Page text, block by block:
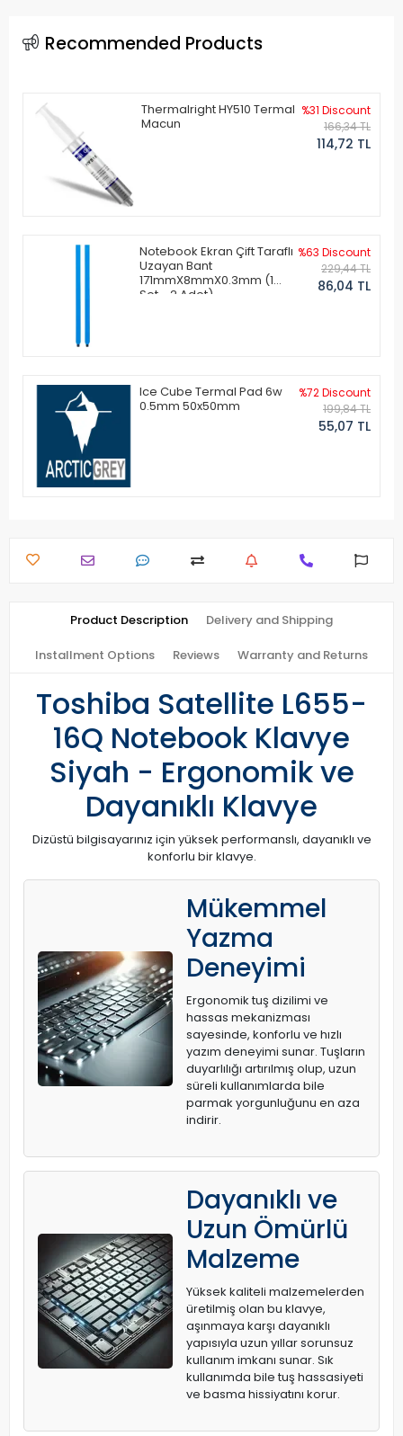
Recommended Products
Thermalright HY510 Termal
Macun
%31 Discount
166,34 TL
114,72 TL
Notebook Ekran Çift Taraflı
Uzayan Bant
171mmX8mmX0.3mm (1
Set - 2 Adet)
%63 Discount
229,44 TL
86,04 TL
Ice Cube Termal Pad 6w
0.5mm 50x50mm
%72 Discount
199,84 TL
55,07 TL
Product Description Delivery and Shipping
Installment Options Reviews Warranty and Returns
Toshiba Satellite L655-
16Q Notebook Klavye
Siyah - Ergonomik ve
Dayanıklı Klavye
Dizüstü bilgisayarınız için yüksek performanslı, dayanıklı ve
konforlu bir klavye.
Mükemmel
Yazma
Deneyimi
Ergonomik tuş dizilimi ve
hassas mekanizması
sayesinde, konforlu ve hızlı
yazım deneyimi sunar. Tuşların
duyarlılığı artırılmış olup, uzun
süreli kullanımlarda bile
parmak yorgunluğunu en aza
indirir.
Dayanıklı ve
Uzun Ömürlü
Malzeme
Yüksek kaliteli malzemelerden
üretilmiş olan bu klavye,
aşınmaya karşı dayanıklı
yapısıyla uzun yıllar sorunsuz
kullanım imkanı sunar. Sık
kullanımda bile tuş hassasiyeti
ve basma hissiyatını korur.